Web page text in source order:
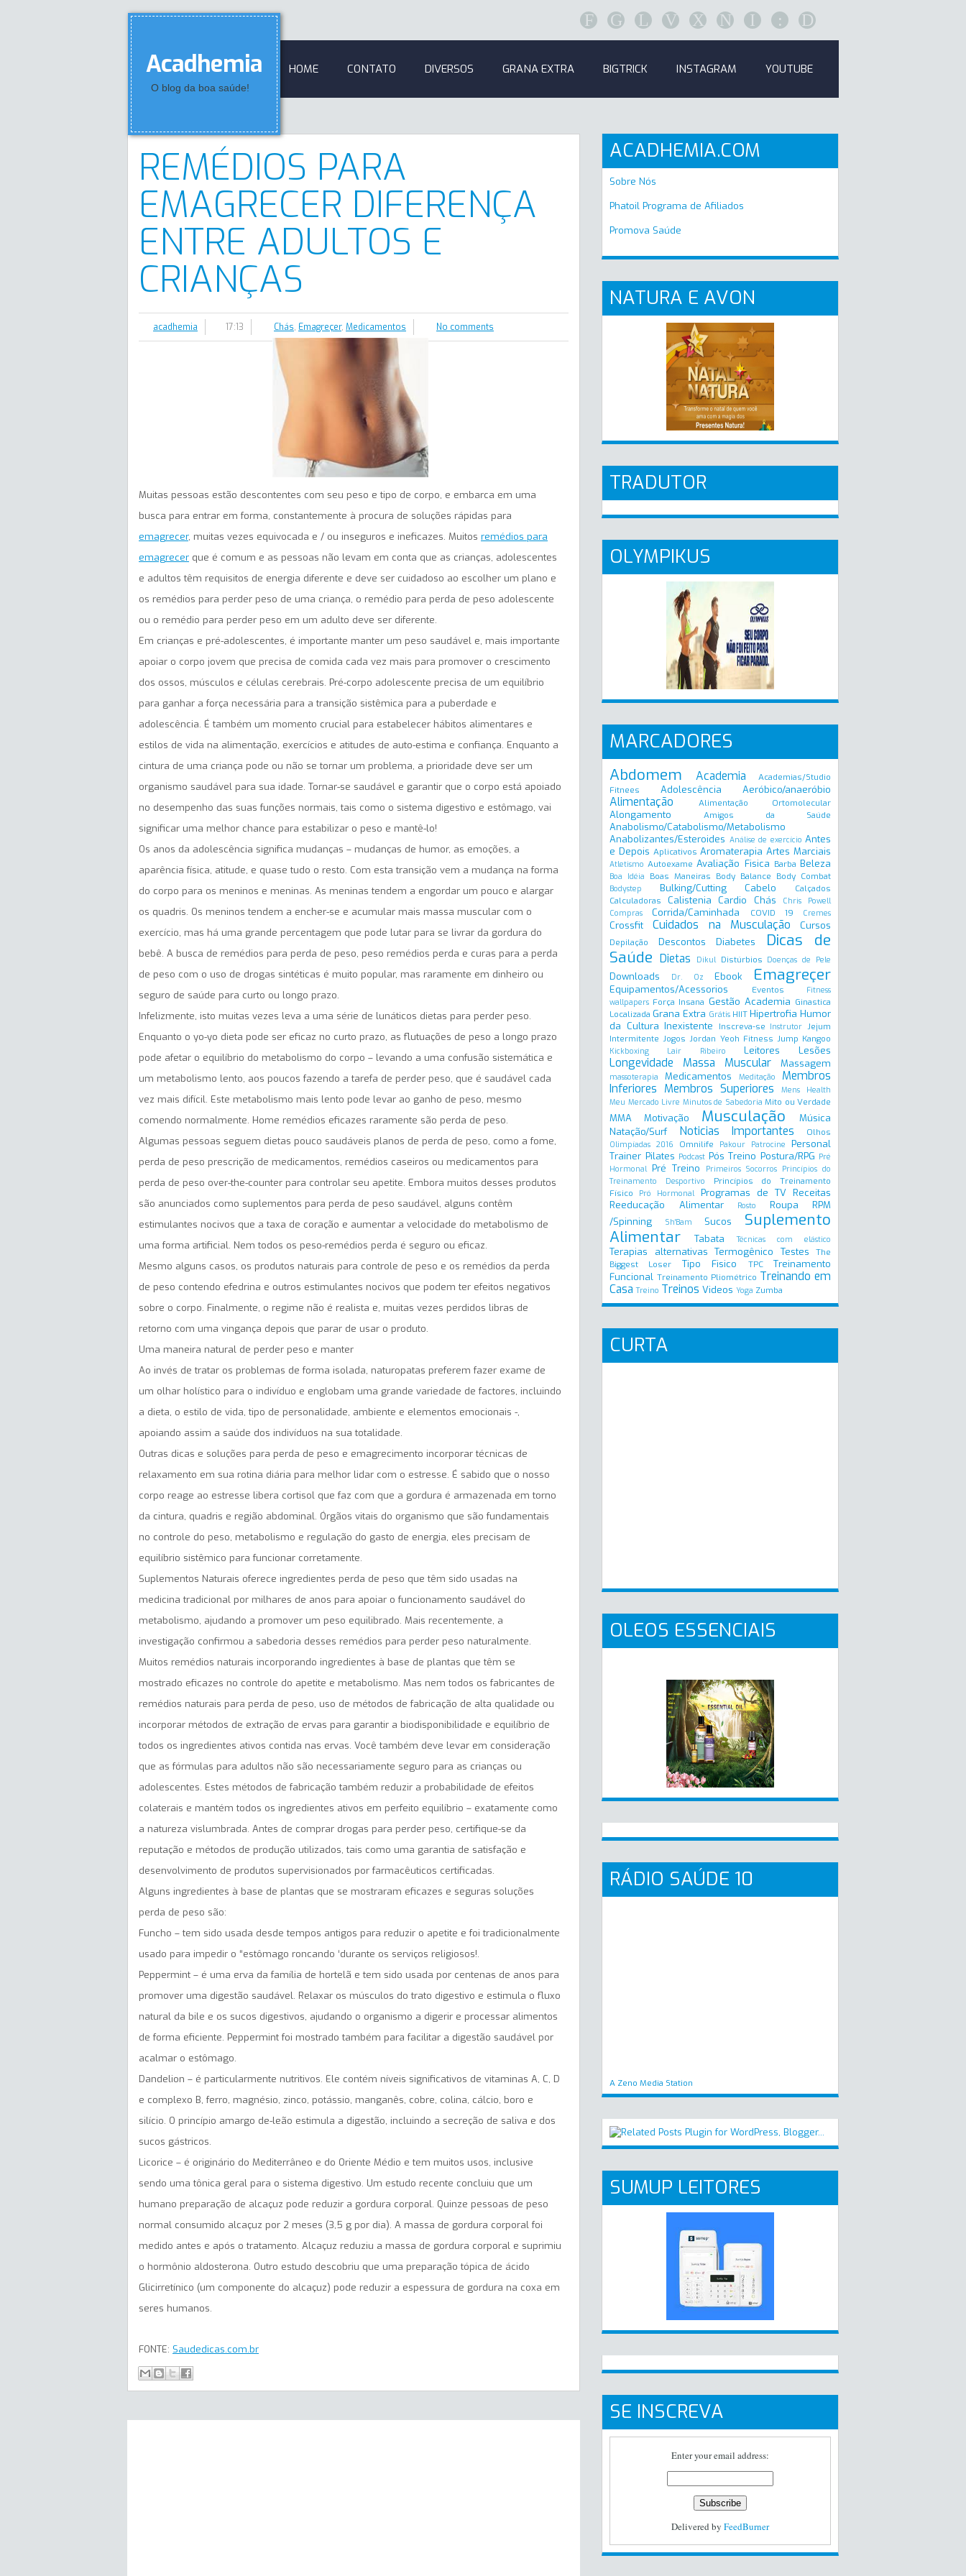
F G L V X N I : D
Acadhemia
O blog da boa saúde!
HOME CONTATO DIVERSOS GRANA EXTRA BIGTRICK INSTAGRAM YOUTUBE
REMÉDIOS PARA
EMAGRECER DIFERENÇA
ENTRE ADULTOS E
CRIANÇAS
acadhemia 17:13 Chás, Emagreçer, Medicamentos No comments
Muitas pessoas estão descontentes com seu peso e tipo de corpo, e embarca em uma
busca para entrar em forma, constantemente à procura de soluções rápidas para
emagrecer, muitas vezes equivocada e / ou inseguros e ineficazes. Muitos remédios para
emagrecer que é comum e as pessoas não levam em conta que as crianças, adolescentes
e adultos têm requisitos de energia diferente e deve ser cuidadoso ao escolher um plano e
os remédios para perder peso de uma criança, o remédio para perda de peso adolescente
ou o remédio para perder peso em um adulto deve ser diferente.
Em crianças e pré-adolescentes, é importante manter um peso saudável e, mais importante
apoiar o corpo jovem que precisa de comida cada vez mais para promover o crescimento
dos ossos, músculos e células cerebrais. Pré-corpo adolescente precisa de um equilíbrio
para ganhar a força necessária para a transição sistêmica para a puberdade e
adolescência. É também um momento crucial para estabelecer hábitos alimentares e
estilos de vida na alimentação, exercícios e atitudes de auto-estima e confiança. Enquanto a
cintura de uma criança pode ou não se tornar um problema, a prioridade deve ser um
organismo saudável para sua idade. Tornar-se saudável e garantir que o corpo está apoiado
no desempenho das suas funções normais, tais como o sistema digestivo e estômago, vai
significar uma melhor chance para estabilizar o peso e mantê-lo!
Os anos da adolescência significa mudanças – mudanças de humor, as emoções, a
aparência física, atitude, e quase tudo o resto. Com esta transição vem a mudança na forma
do corpo para os meninos e meninas. As meninas tendem a engordar um pouco e alargar
os quadris. Os meninos tendem a encher-se e acumular mais massa muscular com o
exercício, mas há uma grande percentagem que pode lutar para se livrar da gordura do
bebê. A busca de remédios para perda de peso, peso remédios perda e curas para a perda
de peso com o uso de drogas sintéticas é muito popular, mas raramente em dinheiro ou
seguro de saúde para curto ou longo prazo.
Infelizmente, isto muitas vezes leva a uma série de lunáticos dietas para perder peso.
Enquanto o yo-yo dieta pode ser eficaz no curto prazo, as flutuações de peso a longo prazo
pode afetar o equilíbrio do metabolismo do corpo – levando a uma confusão sistemática e
um metabolismo lento, aos poucos fazendo a tarefa de perder peso, que é saudável cada
vez mais difícil. Este metabolismo mais lento pode levar ao ganho de peso, mesmo
comendo normalmente. Home remédios eficazes raramente são perda de peso.
Algumas pessoas seguem dietas pouco saudáveis planos de perda de peso, como a fome,
perda de peso prescrição de medicamentos, remédios caseiros ou medicamentos para
perda de peso over-the-counter para controlar seu apetite. Embora muitos desses produtos
são anunciados como suplementos para perda de peso saudável, alguns contêm
estimulantes nocivos que a taxa de coração e aumentar a velocidade do metabolismo de
uma forma artificial. Nem todos os peso-remédios perda é seguro ou eficaz.
Mesmo alguns casos, os produtos naturais para controle de peso e os remédios da perda
de peso contendo efedrina e outros estimulantes nocivos que podem ter efeitos negativos
sobre o corpo. Finalmente, o regime não é realista e, muitas vezes perdidos libras de
retorno com uma vingança depois que parar de usar o produto.
Uma maneira natural de perder peso e manter
Ao invés de tratar os problemas de forma isolada, naturopatas preferem fazer exame de
um olhar holístico para o indivíduo e englobam uma grande variedade de factores, incluindo
a dieta, o estilo de vida, tipo de personalidade, ambiente e elementos emocionais -,
apoiando assim a saúde dos indivíduos na sua totalidade.
Outras dicas e soluções para perda de peso e emagrecimento incorporar técnicas de
relaxamento em sua rotina diária para melhor lidar com o estresse. É sabido que o nosso
corpo reage ao estresse libera cortisol que faz com que a gordura é armazenada em torno
da cintura, quadris e região abdominal. Órgãos vitais do organismo que são fundamentais
no controle do peso, metabolismo e regulação do gasto de energia, eles precisam de
equilíbrio sistêmico para funcionar corretamente.
Suplementos Naturais oferece ingredientes perda de peso que têm sido usadas na
medicina tradicional por milhares de anos para apoiar o funcionamento saudável do
metabolismo, ajudando a promover um peso equilibrado. Mais recentemente, a
investigação confirmou a sabedoria desses remédios para perder peso naturalmente.
Muitos remédios naturais incorporando ingredientes à base de plantas que têm se
mostrado eficazes no controle do apetite e metabolismo. Mas nem todos os fabricantes de
remédios naturais para perda de peso, uso de métodos de fabricação de alta qualidade ou
incorporar métodos de extração de ervas para garantir a biodisponibilidade e equilíbrio de
todos os ingredientes ativos contida nas ervas. Você também deve levar em consideração
que as fórmulas para adultos não são necessariamente seguro para as crianças ou
adolescentes. Estes métodos de fabricação também reduzir a probabilidade de efeitos
colaterais e mantém todos os ingredientes ativos em perfeito equilíbrio – exatamente como
a natureza vislumbrada. Antes de comprar drogas para perder peso, certifique-se da
reputação e métodos de produção utilizados, tais como uma garantia de satisfação e
desenvolvimento de produtos supervisionados por farmacêuticos certificadas.
Alguns ingredientes à base de plantas que se mostraram eficazes e seguras soluções
perda de peso são:
Funcho – tem sido usada desde tempos antigos para reduzir o apetite e foi tradicionalmente
usado para impedir o “estômago roncando ‘durante os serviços religiosos!.
Peppermint – é uma erva da família de hortelã e tem sido usada por centenas de anos para
promover uma digestão saudável. Relaxar os músculos do trato digestivo e estimula o fluxo
natural da bile e os sucos digestivos, ajudando o organismo a digerir e processar alimentos
de forma eficiente. Peppermint foi mostrado também para facilitar a digestão saudável por
acalmar o estômago.
Dandelion – é particularmente nutritivos. Ele contém níveis significativos de vitaminas A, C, D
e complexo B, ferro, magnésio, zinco, potássio, manganês, cobre, colina, cálcio, boro e
silício. O princípio amargo de-leão estimula a digestão, incluindo a secreção de saliva e dos
sucos gástricos.
Licorice – é originário do Mediterrâneo e do Oriente Médio e tem muitos usos, inclusive
sendo uma tônica geral para o sistema digestivo. Um estudo recente concluiu que um
humano preparação de alcaçuz pode reduzir a gordura corporal. Quinze pessoas de peso
normal consumido alcaçuz por 2 meses (3,5 g por dia). A massa de gordura corporal foi
medido antes e após o tratamento. Alcaçuz reduziu a massa de gordura corporal e suprimiu
o hormônio aldosterona. Outro estudo descobriu que uma preparação tópica de ácido
Glicirretínico (um componente do alcaçuz) pode reduzir a espessura de gordura na coxa em
seres humanos.
FONTE: Saudedicas.com.br
ACADHEMIA.COM
Sobre Nós
Phatoil Programa de Afiliados
Promova Saúde
NATURA E AVON
TRADUTOR
OLYMPIKUS
MARCADORES
Abdomem Academia
Academias/Studio
Fitnees
Adolescência Aeróbico/anaeróbio
Alimentação Alimentação Ortomolecular
Alongamento Amigos da Saúde
Anabolismo/Catabolismo/Metabolismo
Anabolizantes/Esteroides Análise de exercício Antes
e Depois Aplicativos Aromaterapia Artes Marciais
Atletismo Autoexame Avaliação Fisica Barba Beleza
Boa Idéia Boas Maneiras Body Balance Body Combat
Bodystep Bulking/Cutting Cabelo
Calçados
Calculadoras
Calistenia Cardio Chás
Chris Powell
Compras
Corrida/Caminhada COVID 19 Cremes
Crossfit Cuidados na Musculação Cursos
Depilação Descontos Diabetes
Dicas de
Saúde Dietas Dikul Distúrbios Doenças de Pele
Downloads Dr. Oz Ebook Emagreçer
Equipamentos/Acessorios Eventos
Fitness
wallpapers Força Insana Gestão Academia Ginastica
Localizada Grana Extra Grátis HIITHipertrofia Humor
da Cultura Inexistente
Inscreva-se Instrutor Jejum
Intermitente Jogos Jordan Yeoh Fitness Jump Kangoo
Kickboxing Lair Ribeiro Leitores Lesões
Longevidade Massa Muscular Massagem
massoterapia Medicamentos Meditação
Membros
Inferiores Membros Superiores
Mens Health
Meu Mercado Livre Minutos de Sabedoria Mito ou Verdade
MMA Motivação Musculação
Música
Natação/Surf
Noticias Importantes Olhos
Olimpíadas 2016 Omnilife Pakour Patrocine
Personal
Trainer Pilates Podcast Pós Treino Postura/RPG Pré
Hormonal Pré Treino Primeiros Socorros
Princípios do
Treinamento Desportivo
Princípios do Treinamento
Físico
Pró Hormonal Programas de TV Receitas
Reeducação Alimentar
Rosto Roupa
RPM
/Spinning
Sh'Bam Sucos
Suplemento
Alimentar
Tabata Técnicas com elástico
Terapias alternativas Termogênico Testes
The
Biggest Loser
Tipo Fisico TPC
Treinamento
Funcional Treinamento Pliométrico Treinando em
Casa Treino Treinos Videos Yoga Zumba
CURTA
OLEOS ESSENCIAIS
RÁDIO SAÚDE 10
A Zeno Media Station
SUMUP LEITORES
SE INSCREVA
Enter your email address:
Delivered by FeedBurner